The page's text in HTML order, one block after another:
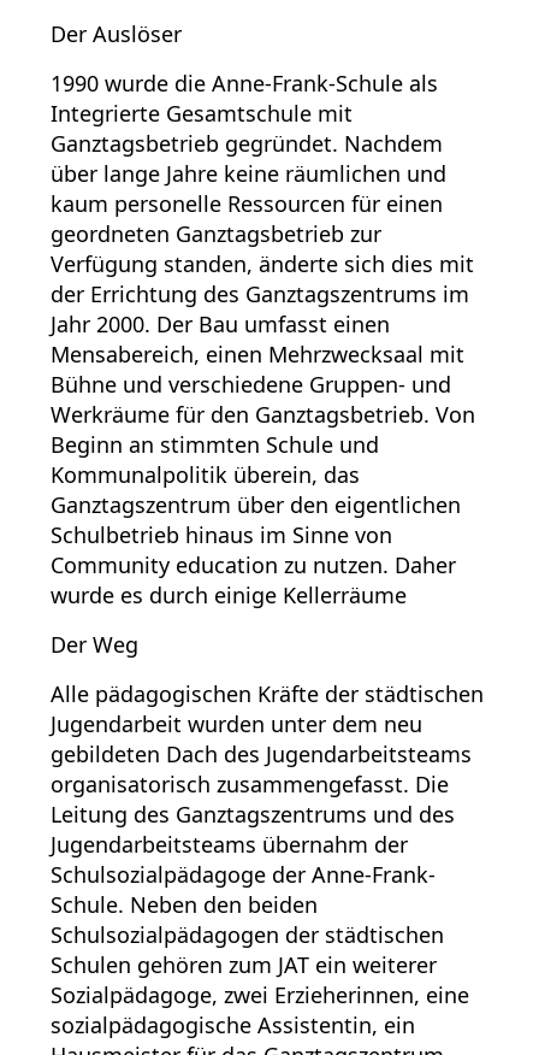
Der Auslöser
1990 wurde die Anne-Frank-Schule als
Integrierte Gesamtschule mit
Ganztagsbetrieb gegründet. Nachdem
über lange Jahre keine räumlichen und
kaum personelle Ressourcen für einen
geordneten Ganztagsbetrieb zur
Verfügung standen, änderte sich dies mit
der Errichtung des Ganztagszentrums im
Jahr 2000. Der Bau umfasst einen
Mensabereich, einen Mehrzwecksaal mit
Bühne und verschiedene Gruppen- und
Werkräume für den Ganztagsbetrieb. Von
Beginn an stimmten Schule und
Kommunalpolitik überein, das
Ganztagszentrum über den eigentlichen
Schulbetrieb hinaus im Sinne von
Community education zu nutzen. Daher
wurde es durch einige Kellerräume
Der Weg
Alle pädagogischen Kräfte der städtischen
Jugendarbeit wurden unter dem neu
gebildeten Dach des Jugendarbeitsteams
organisatorisch zusammengefasst. Die
Leitung des Ganztagszentrums und des
Jugendarbeitsteams übernahm der
Schulsozialpädagoge der Anne-Frank-
Schule. Neben den beiden
Schulsozialpädagogen der städtischen
Schulen gehören zum JAT ein weiterer
Sozialpädagoge, zwei Erzieherinnen, eine
sozialpädagogische Assistentin, ein